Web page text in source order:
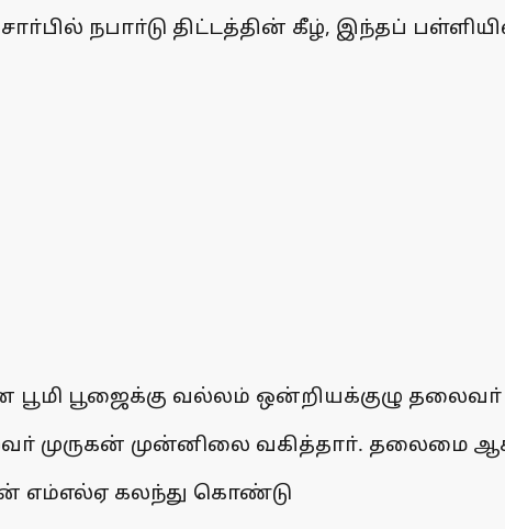
நபாா்டு திட்டத்தின் கீழ், இந்தப்
பூஜைக்கு வல்லம் ஒன்றியக்குழு
முருகன் முன்னிலை வகித்தாா். தலைமை
எம்எல்ஏ கலந்து கொண்டு